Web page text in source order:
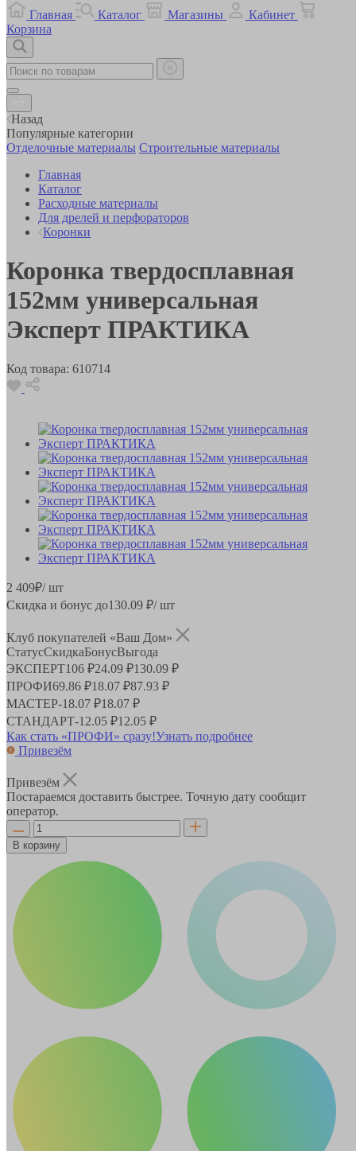
Главная
Каталог Магазины
Кабинет
Корзина
Назад
Популярные категории
Отделочные материалы Строительные материалы
Главная
Каталог
Расходные материалы
Для дрелей и перфораторов
Коронки
Коронка твердосплавная
152мм универсальная
Эксперт ПРАКТИКА
Код товара: 610714
2 409₽/ шт
Скидка и бонус до130.09 ₽/ шт
Клуб покупателей «Ваш Дом»
СтатусСкидкаБонусВыгода
ЭКСПЕРТ106 ₽24.09 ₽130.09 ₽
ПРОФИ69.86 ₽18.07 ₽87.93 ₽
МАСТЕР-18.07 ₽18.07 ₽
СТАНДАРТ-12.05 ₽12.05 ₽
Как стать «ПРОФИ» сразу!Узнать подробнее
Привезём
Привезём
Постараемся доставить быстрее. Точную дату сообщит
оператор.
В корзину